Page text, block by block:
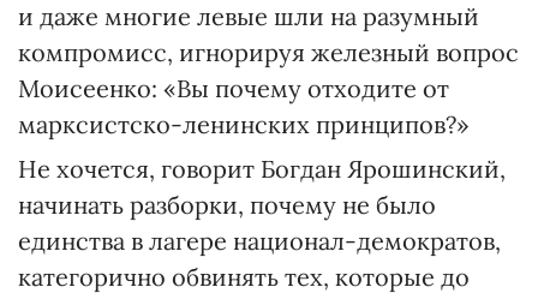
и даже многие левые шли на разумный
компромисс, игнорируя железный вопрос
Моисеенко: «Вы почему отходите от
марксистско-ленинских принципов?»
Не хочется, говорит Богдан Ярошинский,
начинать разборки, почему не было
единства в лагере национал-демократов,
категорично обвинять тех, которые до